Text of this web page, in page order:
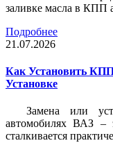
заливке масла в КПП
Подробнее
21.07.2026
Как Установить
Установке
Замена или
автомобилях ВАЗ –
сталкивается